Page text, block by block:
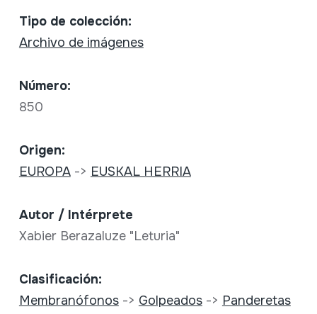
Tipo de colección:
Archivo de imágenes
Número:
850
Origen:
EUROPA-> EUSKAL HERRIA
Autor / Intérprete
Xabier Berazaluze "Leturia"
Clasificación:
Membranófonos-> Golpeados-> Panderetas